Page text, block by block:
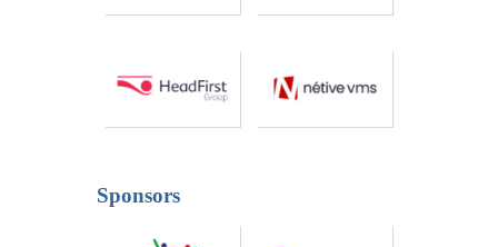
Sponsors